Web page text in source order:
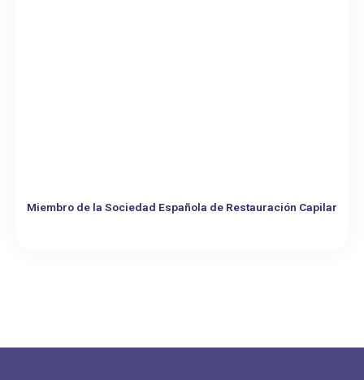
Miembro de la Sociedad Española de Restauración Capilar